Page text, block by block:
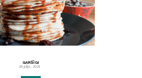
GARŠĪGI
28 jūlijs, 2021